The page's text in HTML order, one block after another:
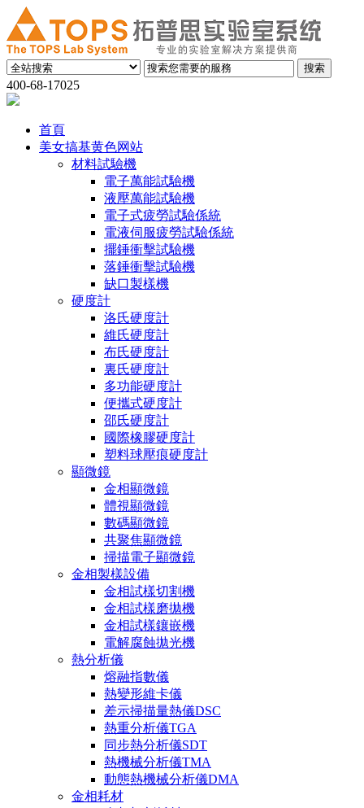
400-68-17025
首頁
美女搞基黄色网站
材料試驗機
電子萬能試驗機
液壓萬能試驗機
電子式疲勞試驗係統
電液伺服疲勞試驗係統
擺錘衝擊試驗機
落錘衝擊試驗機
缺口製樣機
硬度計
洛氏硬度計
維氏硬度計
布氏硬度計
裏氏硬度計
多功能硬度計
便攜式硬度計
邵氏硬度計
國際橡膠硬度計
塑料球壓痕硬度計
顯微鏡
金相顯微鏡
體視顯微鏡
數碼顯微鏡
共聚焦顯微鏡
掃描電子顯微鏡
金相製樣設備
金相試樣切割機
金相試樣磨拋機
金相試樣鑲嵌機
電解腐蝕拋光機
熱分析儀
熔融指數儀
熱變形維卡儀
差示掃描量熱儀DSC
熱重分析儀TGA
同步熱分析儀SDT
熱機械分析儀TMA
動態熱機械分析儀DMA
金相耗材